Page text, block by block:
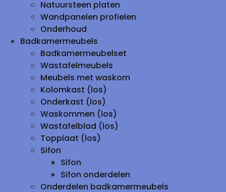
Natuursteen platen
Wandpanelen profielen
Onderhoud
Badkamermeubels
Badkamermeubelset
Wastafelmeubels
Meubels met waskom
Kolomkast (los)
Onderkast (los)
Waskommen (los)
Wastafelblad (los)
Topplaat (los)
Sifon
Sifon
Sifon onderdelen
Onderdelen badkamermeubels